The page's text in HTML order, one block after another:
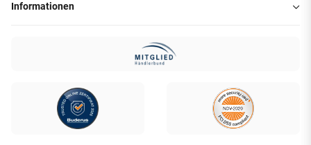
Informationen